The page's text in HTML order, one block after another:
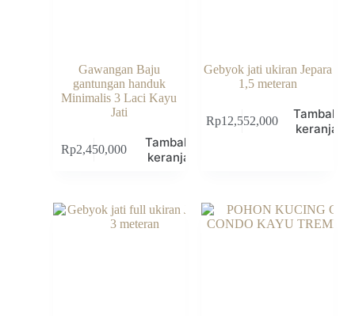
Gawangan Baju
gantungan handuk
Minimalis 3 Laci Kayu
Jati
Rp2,450,000
Tambah ke
keranjang
Gebyok jati ukiran Jepara
1,5 meteran
Rp12,552,000
Tambah ke
keranjang